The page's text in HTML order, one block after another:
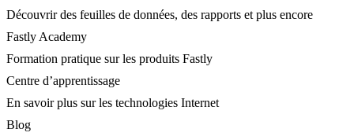
Découvrir des feuilles de données, des rapports et plus encore
Fastly Academy
Formation pratique sur les produits Fastly
Centre d’apprentissage
En savoir plus sur les technologies Internet
Blog